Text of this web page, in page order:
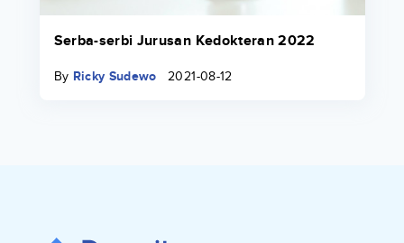
Serba-serbi Jurusan Kedokteran 2022
By Ricky Sudewo 2021-08-12